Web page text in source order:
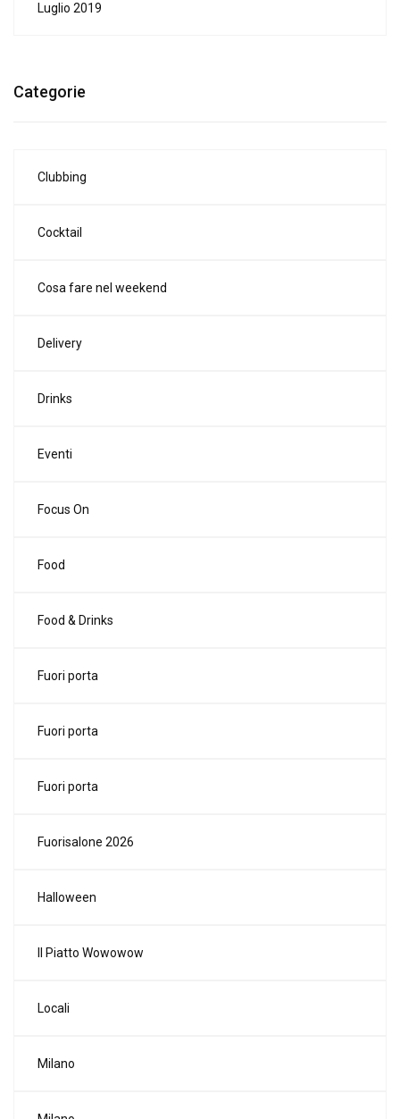
Luglio 2019
Categorie
Clubbing
Cocktail
Cosa fare nel weekend
Delivery
Drinks
Eventi
Focus On
Food
Food & Drinks
Fuori porta
Fuori porta
Fuori porta
Fuorisalone 2026
Halloween
Il Piatto Wowowow
Locali
Milano